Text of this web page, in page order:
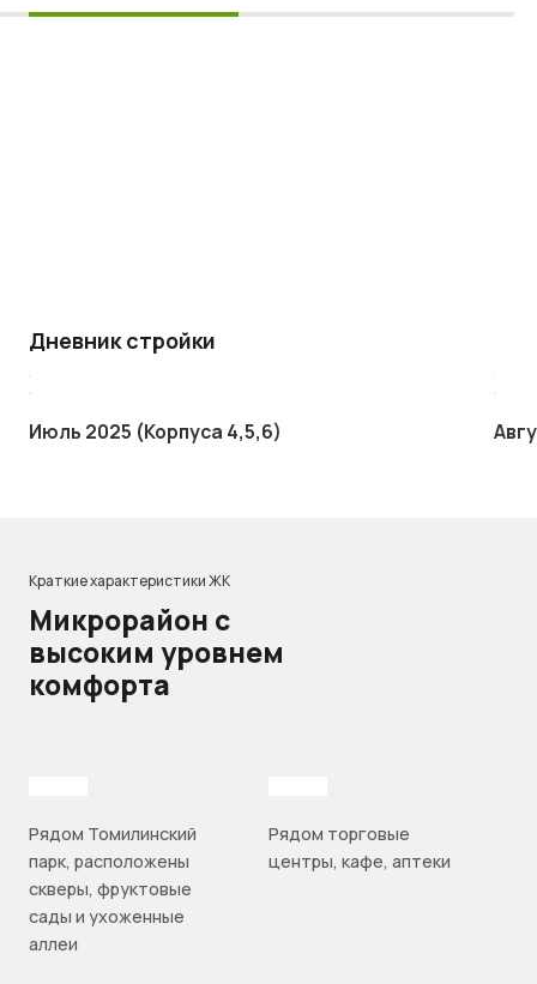
Дневник стройки
Июль 2025 (Корпуса 4,5,6)
Краткие характеристики ЖК
Микрорайон с
высоким уровнем
комфорта
Рядом Томилинский
парк, расположены
скверы, фруктовые
сады и ухоженные
аллеи
Рядом торговые
центры, кафе, аптеки